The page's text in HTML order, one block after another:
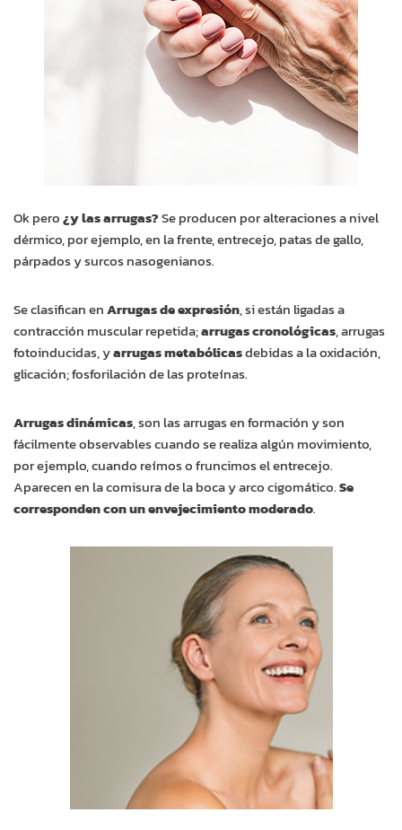
Ok pero¿y las arrugas?Se producen por alteraciones a nivel
dérmico, por ejemplo, en la frente, entrecejo, patas de gallo,
párpados y surcos nasogenianos.
Se clasifican enArrugasde expresión, si están ligadas a
contracción muscular repetida;arrugas cronológicas, arrugas
fotoinducidas, yarrugas metabólicasdebidas a la oxidación,
glicación; fosforilación de las proteínas.
Arrugas dinámicas, son las arrugas en formación y son
fácilmente observables cuando se realiza algún movimiento,
por ejemplo, cuando reímos o fruncimos el entrecejo.
Aparecen en la comisura de la boca y arco cigomático.Se
corresponden con un envejecimiento moderado.